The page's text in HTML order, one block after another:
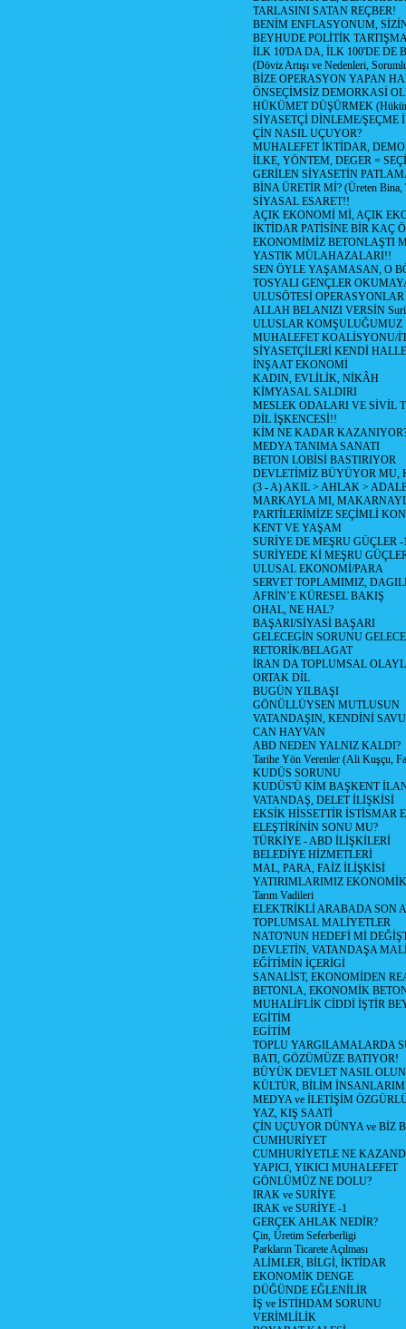
TARLASINI SATAN REÇBER!
BENİM ENFLASYONUM,
BEYHUDE POLİTİK
İLK 10'DA DA, İLK 100'DE DE
(Döviz Artışı ve Nedenleri,
BİZE OPERASYON YAPAN
ÖNSEÇİMSİZ DEMORKASİ
HÜKÜMET DÜŞÜRMEK
SİYASETÇİ DİNLEME/ŞEÇME
ÇİN NASIL UÇUYOR?
MUHALEFET İKTİDAR,
İLKE, YÖNTEM, DEGER =
GERİLEN SİYASETİN
BİNA ÜRETİR Mİ? (Üreten Bina,
SİYASAL ESARET!!
AÇIK EKONOMİ Mİ, AÇIK
İKTİDAR PATİSİNE BİR KAÇ
EKONOMİMİZ BETONLAŞTI
YASTIK MÜLAHAZALARI!!
SEN ÖYLE YAŞAMASAN, O
TOSYALI GENÇLER
ULUSÖTESİ OPERASYONLAR
ALLAH BELANIZI VERSİN
ULUSLAR KOMŞULUĞUMUZ
MUHALEFET KOALİSYONU/
SİYASETÇİLERİ KENDİ
İNŞAAT EKONOMİ
KADIN, EVLİLİK, NİKÂH
KİMYASAL SALDIRI
MESLEK ODALARI VE SİVİL
DİL İŞKENCESİ!!
KİM NE KADAR
MEDYA TANIMA SANATI
BETON LOBİSİ BASTIRIYOR
DEVLETİMİZ BÜYÜYOR MU,
(3 - A) AKIL > AHLAK >
MARKAYLA MI,
PARTİLERİMİZE SEÇİMLİ
KENT VE YAŞAM
SURİYE DE MEŞRU GÜÇLER -
SURİYEDE Kİ MEŞRU
ULUSAL EKONOMİ/PARA
SERVET TOPLAMIMIZ,
AFRİN’E KÜRESEL BAKIŞ
OHAL, NE HAL?
BAŞARI/SİYASİ BAŞARI
GELECEGİN SORUNU
RETORİK/BELAGAT
İRAN DA TOPLUMSAL
ORTAK DİL
BUGÜN YILBAŞI
GÖNÜLLÜYSEN MUTLUSUN
VATANDAŞIN, KENDİNİ
CAN HAYVAN
ABD NEDEN YALNIZ KALDI?
Tarihe Yön Verenler (Ali Kuşçu,
KUDÜS SORUNU
KUDÜS'Ü KİM BAŞKENT
VATANDAŞ, DELET İLİŞKİSİ
EKSİK HİSSETTİR İSTİSMAR
ELEŞTİRİNİN SONU MU?
TÜRKİYE - ABD İLİŞKİLERİ
BELEDİYE HİZMETLERİ
MAL, PARA, FAİZ İLİŞKİSİ
YATIRIMLARIMIZ
Tarım Vadileri
ELEKTRİKLİ ARABADA SON
TOPLUMSAL MALİYETLER
NATO'NUN HEDEFİ Mİ
DEVLETİN, VATANDAŞA
EĞİTİMİN İÇERİGİ
SANALİST, EKONOMİDEN
BETONLA, EKONOMİK
MUHALİFLİK CİDDİ İŞTİR
EGİTİM
EGİTİM
TOPLU YARGILAMALARDA
BATI, GÖZÜMÜZE BATIYOR!
BÜYÜK DEVLET NASIL
KÜLTÜR, BİLİM
MEDYA ve İLETİŞİM
YAZ, KIŞ SAATİ
ÇİN UÇUYOR DÜNYA ve BİZ
CUMHURİYET
CUMHURİYETLE NE
YAPICI, YIKICI MUHALEFET
GÖNLÜMÜZ NE DOLU?
IRAK ve SURİYE
IRAK ve SURİYE -1
GERÇEK AHLAK NEDİR?
Çin, Üretim Seferberligi
Parkların Ticarete Açılması
ALİMLER, BİLGİ, İKTİDAR
EKONOMİK DENGE
DÜĞÜNDE EĞLENİLİR
İŞ ve İSTİHDAM SORUNU
VERİMLİLİK